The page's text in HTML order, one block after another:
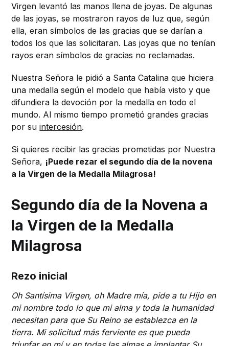
Virgen levantó las manos llena de joyas. De algunas
de las joyas, se mostraron rayos de luz que, según
ella, eran símbolos de las gracias que se darían a
todos los que las solicitaran. Las joyas que no tenían
rayos eran símbolos de gracias no reclamadas.
Nuestra Señora le pidió a Santa Catalina que hiciera
una medalla según el modelo que había visto y que
difundiera la devoción por la medalla en todo el
mundo. Al mismo tiempo prometió grandes gracias
por suintercesión.
Si quieres recibir las gracias prometidas por Nuestra
Señora, ¡Puede rezar el segundo día de la novena
a la Virgen de la Medalla Milagrosa!
Segundo día de la Novena a
la Virgen de la Medalla
Milagrosa
Rezo inicial
Oh Santísima Virgen, oh Madre mía, pide a tu Hijo en
mi nombre todo lo que mi alma y toda la humanidad
necesitan para que Su Reino se establezca en la
tierra. Mi solicitud más ferviente es que pueda